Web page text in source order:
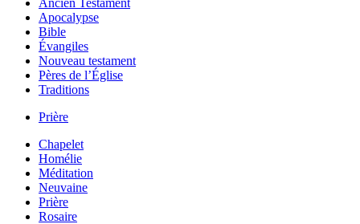
Ancien Testament
Apocalypse
Bible
Évangiles
Nouveau testament
Pères de l’Église
Traditions
Prière
Chapelet
Homélie
Méditation
Neuvaine
Prière
Rosaire